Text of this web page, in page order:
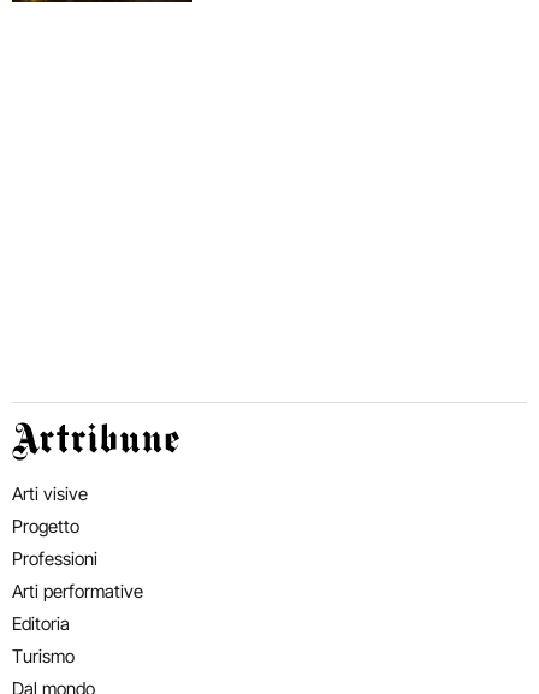
Artribune
Arti visive
Progetto
Professioni
Arti performative
Editoria
Turismo
Dal mondo